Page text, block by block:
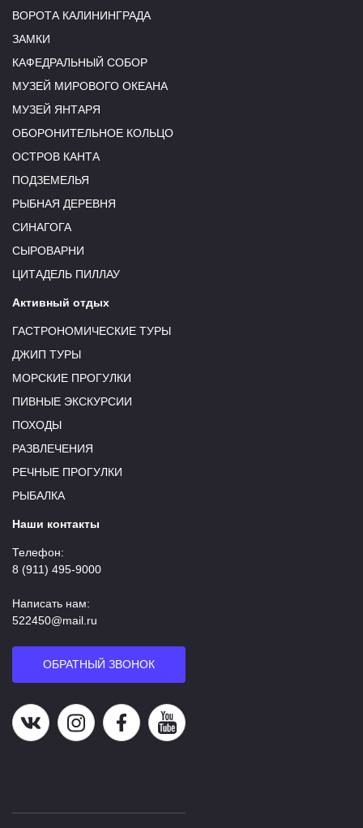
ВОРОТА КАЛИНИНГРАДА
ЗАМКИ
КАФЕДРАЛЬНЫЙ СОБОР
МУЗЕЙ МИРОВОГО ОКЕАНА
МУЗЕЙ ЯНТАРЯ
ОБОРОНИТЕЛЬНОЕ КОЛЬЦО
ОСТРОВ КАНТА
ПОДЗЕМЕЛЬЯ
РЫБНАЯ ДЕРЕВНЯ
СИНАГОГА
СЫРОВАРНИ
ЦИТАДЕЛЬ ПИЛЛАУ
Активный отдых
ГАСТРОНОМИЧЕСКИЕ ТУРЫ
ДЖИП ТУРЫ
МОРСКИЕ ПРОГУЛКИ
ПИВНЫЕ ЭКСКУРСИИ
ПОХОДЫ
РАЗВЛЕЧЕНИЯ
РЕЧНЫЕ ПРОГУЛКИ
РЫБАЛКА
Наши контакты
Телефон:
8 (911) 495-9000
Написать нам:
522450@mail.ru
ОБРАТНЫЙ ЗВОНОК
Наша группа в ВКНаша страница в Instagram
Наша группа в Facebook
Наш канал на YouTube